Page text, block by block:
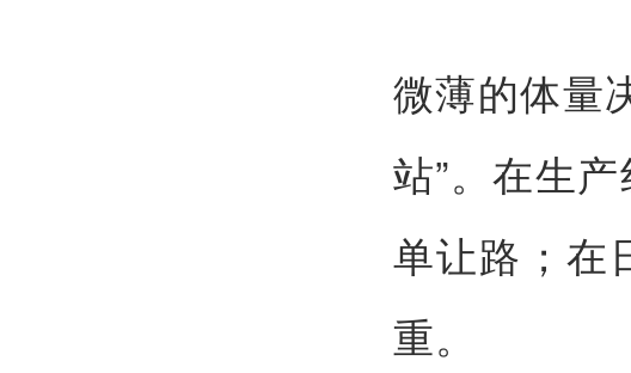
微薄的体量
站”。在生
单让路；在
重。